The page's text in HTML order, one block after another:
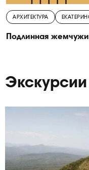
АРХИТЕКТУРА
Подлинная
Экскурсии